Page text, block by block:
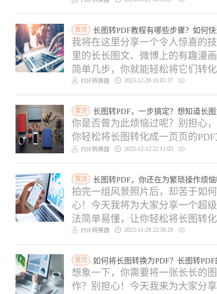
置顶 长图转PDF教程有哪些步骤？如何
我将在这里分享一个令人惊喜的
里的长长图文、微博上的有趣漫
简单几步，你就能轻松将它们转
PDF转换器 2023-12-26 16:03:37
置顶 长图转PDF，一步搞定？想知道长
你是否曾为此烦恼过呢？别担心
你轻松将长图转化成一页页的
PDF转换器 2023-12-12 22:11:05
置顶 长图转PDF，你还在为繁琐操作烦
拍完一组风景照片后，却苦于如
心！今天我将为大家分享一个超
法简单易懂，让你轻松将长图转
PDF转换器 2023-11-28 22:39:29
置顶 如何将长图转换为PDF？长图转
想象一下，你需要将一张长长的
作？别担心！今天我来为大家分